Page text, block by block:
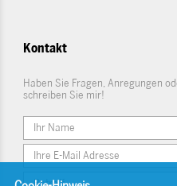
Kontakt
Haben Sie Fragen, Anregungen
schreiben Sie mir!